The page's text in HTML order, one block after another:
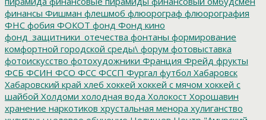
финансы Фишман флешмоб флюорограф флюорография
ФНС фобия ФОКОТ фонд Фонд кино
фонд_защитники_отечества фонтаны формирование
комфортной городской среды\ форум фотовыставка
фотоискусство фотохудожники Франция Фрейд фрукты
ФСБ ФСИН ФСО ФСС ФССП Фургал футбол Хабаровск
Хабаровский край хлеб хоккей хоккей с мячом хоккей с
шайбой Холдоми холодная вода Холокост Хорошавин
хранение наркотиков хрустальная менора хулиганство